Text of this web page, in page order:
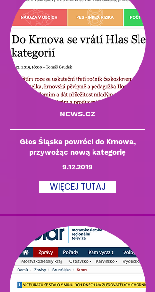
NEWS.CZ
Głos Śląska powróci do Krnowa,
przywożąc nową kategorię
9.12.2019
WIĘCEJ TUTAJ